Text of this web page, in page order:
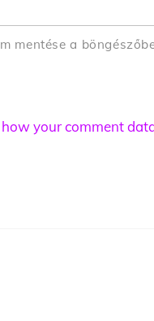
mentése a
your comment